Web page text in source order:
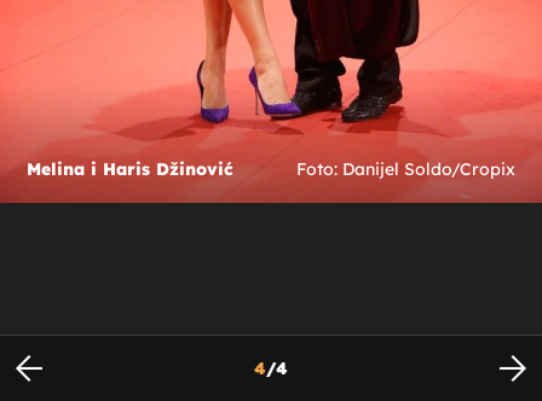
Melina i Haris Džinović Foto: Danijel Soldo/Cropix
4/4